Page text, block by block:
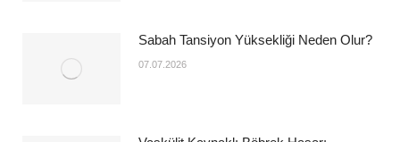
Sabah Tansiyon Yüksekliği Neden Olur?
07.07.2026